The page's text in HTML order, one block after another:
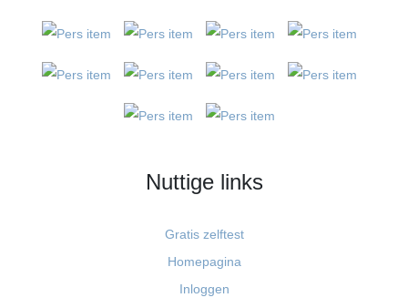
Nuttige links
Gratis zelftest
Homepagina
Inloggen